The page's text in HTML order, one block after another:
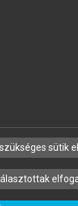
CÉGEKNEK
ÉS
sütik